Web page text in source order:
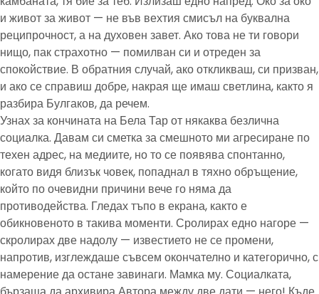
и живот за живот — не във вехтия смисъл на буквална
реципрочност, а на духовен завет. Ако това не ти говори
нищо, пак страхотно — помилван си и отреден за
спокойствие. В обратния случай, ако откликваш, си призван,
и ако се справиш добре, накрая ще имаш светлина, както я
разбира Булгаков, да речем.
Узнах за кончината на Бела Тар от някаква безлична
социалка. Давам си сметка за смешното ми агресиране по
техен адрес, на медиите, но то се появява спонтанно,
когато видя близък човек, попаднал в тяхно обръщение,
който по очевидни причини вече го няма да
противодейства. Гледах тъпо в екрана, както е
обикновеното в такива моменти. Сролирах едно нагоре —
скролирах две надолу — известието не се промени,
напротив, изглеждаше съвсем окончателно и категорично, с
намерение да остане завинаги. Мамка му. Социалката,